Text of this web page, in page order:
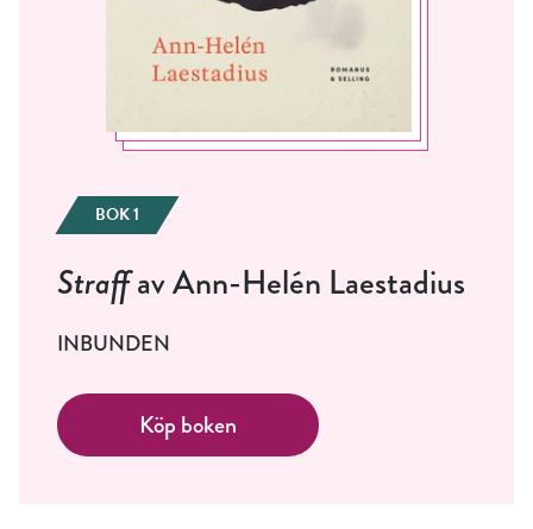
BOK 1
Straffav Ann-Helén Laestadius
INBUNDEN
Köp boken